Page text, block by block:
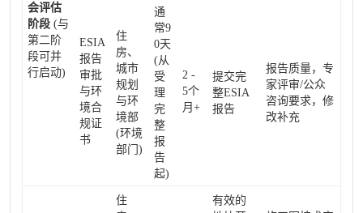
会评估
阶段 (与
第二阶
段可并
行启动)
ESIA
报告
审批
与环
境合
规证
书
住
房、
城市
规划
与环
境部
(环境
部门)
通
常9
0天
(从
受
理
完
整
报
告
起)
2 -
5个
月+
提交完
整ESIA
报告
报告质量，专
家评审/公众
咨询要求，修
改补充
住
有效的